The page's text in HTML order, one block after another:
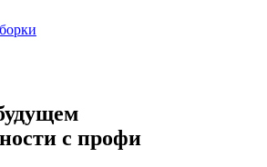
с профи